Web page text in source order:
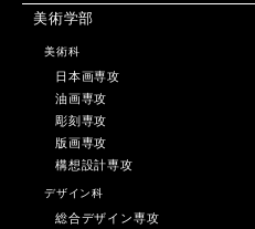
美術学部
美術科
日本画専攻
油画専攻
彫刻専攻
版画専攻
構想設計専攻
デザイン科
総合デザイン専攻